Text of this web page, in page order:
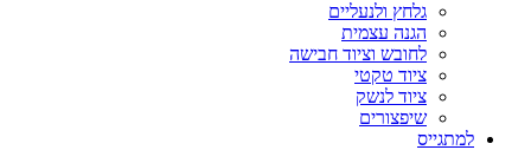
גלחץ ולנעליים
הגנה עצמית
לחובש וציוד חבישה
ציוד טקטי
ציוד לנשק
שיפצורים
למתגייס